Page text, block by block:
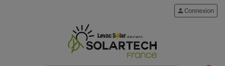
person Connexion